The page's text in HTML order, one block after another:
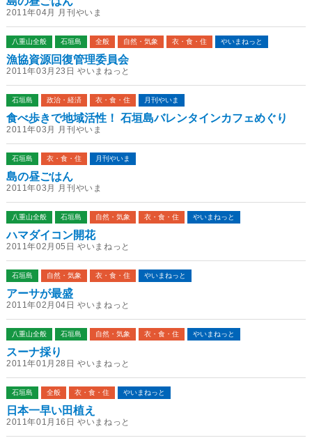
2011年04月 月刊やいま
八重山全般 石垣島 全般 自然・気象 衣・食・住 やいまねっと
漁協資源回復管理委員会
2011年03月23日 やいまねっと
石垣島 政治・経済 衣・食・住 月刊やいま
食べ歩きで地域活性！ 石垣島バレンタインカフェめぐり
2011年03月 月刊やいま
石垣島 衣・食・住 月刊やいま
島の昼ごはん
2011年03月 月刊やいま
八重山全般 石垣島 自然・気象 衣・食・住 やいまねっと
ハマダイコン開花
2011年02月05日 やいまねっと
石垣島 自然・気象 衣・食・住 やいまねっと
アーサが最盛
2011年02月04日 やいまねっと
八重山全般 石垣島 自然・気象 衣・食・住 やいまねっと
スーナ採り
2011年01月28日 やいまねっと
石垣島 全般 衣・食・住 やいまねっと
日本一早い田植え
2011年01月16日 やいまねっと